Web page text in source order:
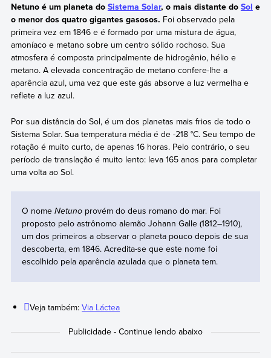
Netuno é um planeta do Sistema Solar, o mais distante do Sol e
o menor dos quatro gigantes gasosos. Foi observado pela
primeira vez em 1846 e é formado por uma mistura de água,
amoníaco e metano sobre um centro sólido rochoso. Sua
atmosfera é composta principalmente de hidrogênio, hélio e
metano. A elevada concentração de metano confere-lhe a
aparência azul, uma vez que este gás absorve a luz vermelha e
reflete a luz azul.
Por sua distância do Sol, é um dos planetas mais frios de todo o
Sistema Solar. Sua temperatura média é de -218 °C. Seu tempo de
rotação é muito curto, de apenas 16 horas. Pelo contrário, o seu
período de translação é muito lento: leva 165 anos para completar
uma volta ao Sol.
O nome Netunoprovém do deus romano do mar. Foi
proposto pelo astrônomo alemão Johann Galle (1812–1910),
um dos primeiros a observar o planeta pouco depois de sua
descoberta, em 1846. Acredita-se que este nome foi
escolhido pela aparência azulada que o planeta tem.
Veja também:Via Láctea